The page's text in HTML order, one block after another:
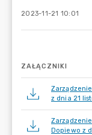
2023-11-21 10:01
ZAŁĄCZNIKI
z dnia 21
Dopiewo z